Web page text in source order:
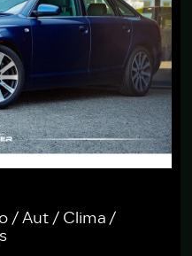
/ Aut / Clima /